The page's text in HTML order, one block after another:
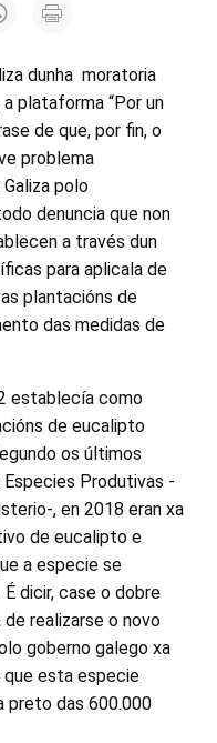
dunha moratoria
plataforma “Por un
de que, por fin, o
problema
polo
denuncia que non
a través dun
para aplicala de
plantacións de
das medidas de
establecía como
de eucalipto
os últimos
Produtivas -
, en 2018 eran xa
de eucalipto e
a especie se
dicir, case o dobre
realizarse o novo
goberno galego xa
que esta especie
preto das 600.000